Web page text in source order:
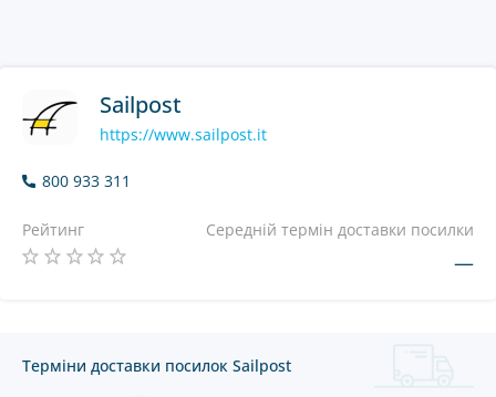
Sailpost
https://www.sailpost.it
800 933 311
Рейтинг Середній термін доставки посилки
—
Терміни доставки посилок Sailpost